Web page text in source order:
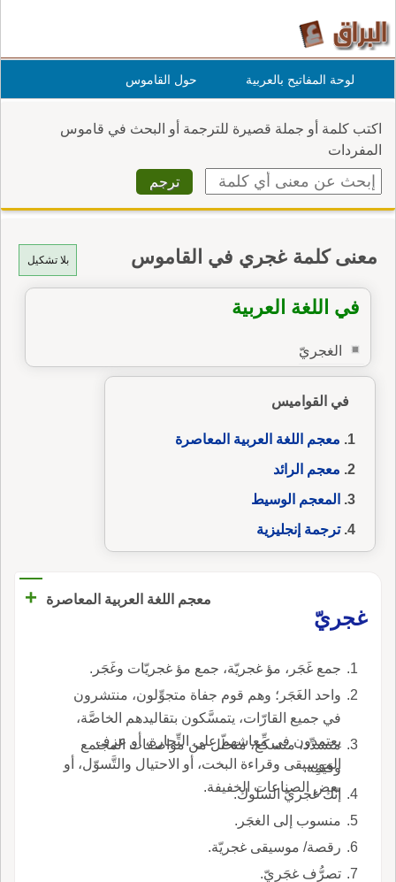
لوحة المفاتيح بالعربية حول القاموس
اكتب كلمة أو جملة قصيرة للترجمة أو البحث في قاموس
المفردات
بلا تشكيل معنى كلمة غجري في القاموس
في اللغة العربية
الغجريّ
في القواميس
معجم اللغة العربية المعاصرة
معجم الرائد
المعجم الوسيط
ترجمة إنجليزية
معجم اللغة العربية المعاصرة
+
غجريّ
جمع غَجَر، مؤ غجريّة، جمع مؤ غجريّات وغَجَر.
واحد الغَجَر؛ وهم قوم جفاة متجوِّلون، منتشرون
في جميع القارّات، يتمسَّكون بتقاليدهم الخاصَّة،
يعتمدون في معاشهم على التِّجارة، أو عزف
الموسيقى وقراءة البخت، أو الاحتيال والتَّسوّل، أو
بعض الصناعات الخفيفة.
متشدِّد، متسكِّع، متحلّل من مواصفات المجتمع
وقيَمِه.
إنّك غجريّ السلوك.
منسوب إلى الغجَر.
رقصة/ موسيقى غجريّة.
تصرُّف غجَريّ.